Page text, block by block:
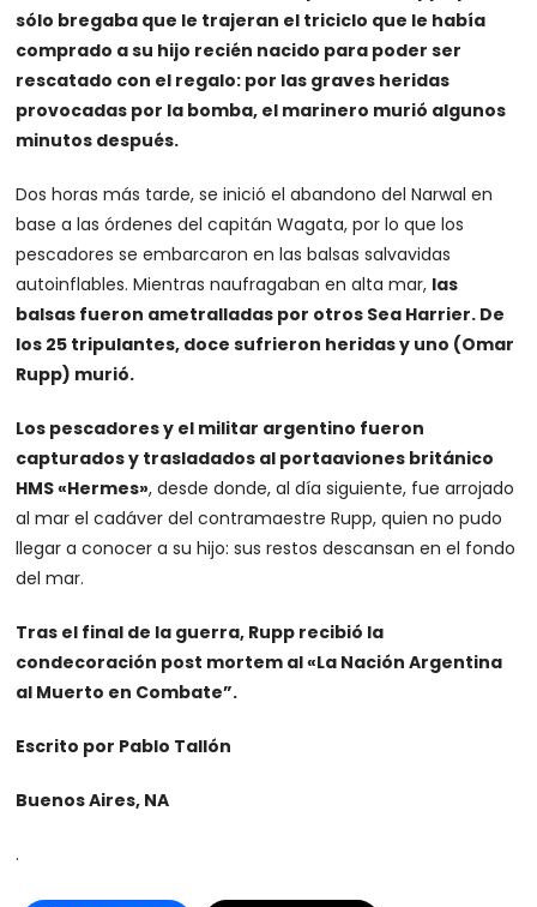
sólo bregaba que le trajeran el triciclo que le había
comprado a su hijo recién nacido para poder ser
rescatado con el regalo: por las graves heridas
provocadas por la bomba, el marinero murió algunos
minutos después.
Dos horas más tarde, se inició el abandono del Narwal en
base a las órdenes del capitán Wagata, por lo que los
pescadores se embarcaron en las balsas salvavidas
autoinflables. Mientras naufragaban en alta mar, las
balsas fueron ametralladas por otros Sea Harrier. De
los 25 tripulantes, doce sufrieron heridas y uno (Omar
Rupp) murió.
Los pescadores y el militar argentino fueron
capturados y trasladados al portaaviones británico
HMS «Hermes», desde donde, al día siguiente, fue arrojado
al mar el cadáver del contramaestre Rupp, quien no pudo
llegar a conocer a su hijo: sus restos descansan en el fondo
del mar.
Tras el final de la guerra, Rupp recibió la
condecoración post mortem al «La Nación Argentina
al Muerto en Combate”.
Escrito por Pablo Tallón
Buenos Aires, NA
.